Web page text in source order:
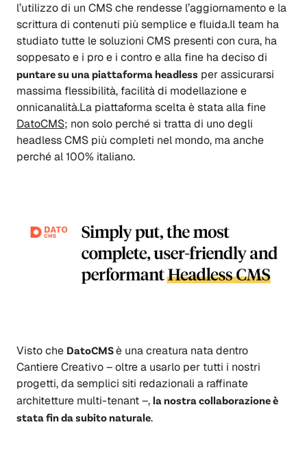
l’utilizzo di un CMS che rendesse l’aggiornamento e la
scrittura di contenuti più semplice e fluida.Il team ha
studiato tutte le soluzioni CMS presenti con cura, ha
soppesato e i pro e i contro e alla fine ha deciso di
puntare su una piattaforma headless per assicurarsi
massima flessibilità, facilità di modellazione e
onnicanalità.La piattaforma scelta è stata alla fine
DatoCMS; non solo perché si tratta di uno degli
headless CMS più completi nel mondo, ma anche
perché al 100% italiano.
Visto che DatoCMSè una creatura nata dentro
Cantiere Creativo – oltre a usarlo per tutti i nostri
progetti, da semplici siti redazionali a raffinate
architetture multi-tenant –, la nostra collaborazione è
stata fin da subito naturale.